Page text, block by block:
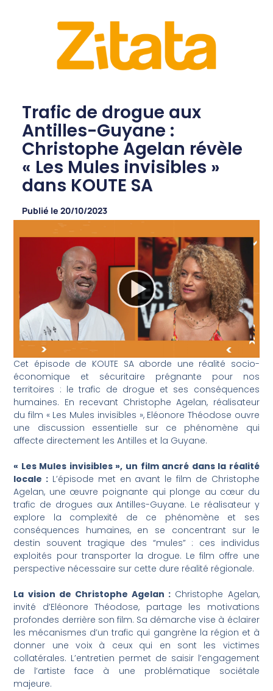
Trafic de drogue aux
Antilles-Guyane :
Christophe Agelan révèle
« Les Mules invisibles »
dans KOUTE SA
Publié le 20/10/2023
Cet épisode de KOUTE SA aborde une réalité socio-
économique et sécuritaire prégnante pour nos
territoires : le trafic de drogue et ses conséquences
humaines. En recevant Christophe Agelan, réalisateur
du film « Les Mules invisibles », Eléonore Théodose ouvre
une discussion essentielle sur ce phénomène qui
affecte directement les Antilles et la Guyane.
« Les Mules invisibles », un film ancré dans la réalité
locale : L’épisode met en avant le film de Christophe
Agelan, une œuvre poignante qui plonge au cœur du
trafic de drogues aux Antilles-Guyane. Le réalisateur y
explore la complexité de ce phénomène et ses
conséquences humaines, en se concentrant sur le
destin souvent tragique des “mules” : ces individus
exploités pour transporter la drogue. Le film offre une
perspective nécessaire sur cette dure réalité régionale.
La vision de Christophe Agelan : Christophe Agelan,
invité d’Eléonore Théodose, partage les motivations
profondes derrière son film. Sa démarche vise à éclairer
les mécanismes d’un trafic qui gangrène la région et à
donner une voix à ceux qui en sont les victimes
collatérales. L’entretien permet de saisir l’engagement
de l’artiste face à une problématique sociétale
majeure.